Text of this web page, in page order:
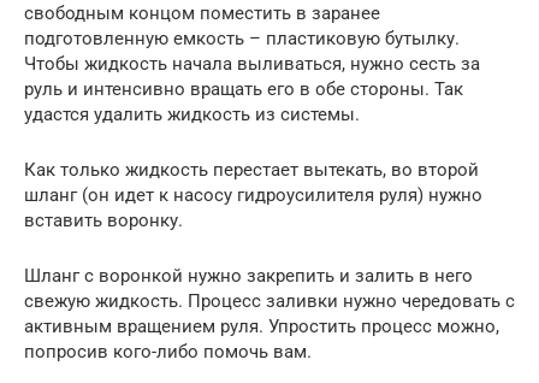
свободным концом поместить в заранее
подготовленную емкость – пластиковую бутылку.
Чтобы жидкость начала выливаться, нужно сесть за
руль и интенсивно вращать его в обе стороны. Так
удастся удалить жидкость из системы.
Как только жидкость перестает вытекать, во второй
шланг (он идет к насосу гидроусилителя руля) нужно
вставить воронку.
Шланг с воронкой нужно закрепить и залить в него
свежую жидкость. Процесс заливки нужно чередовать с
активным вращением руля. Упростить процесс можно,
попросив кого-либо помочь вам.